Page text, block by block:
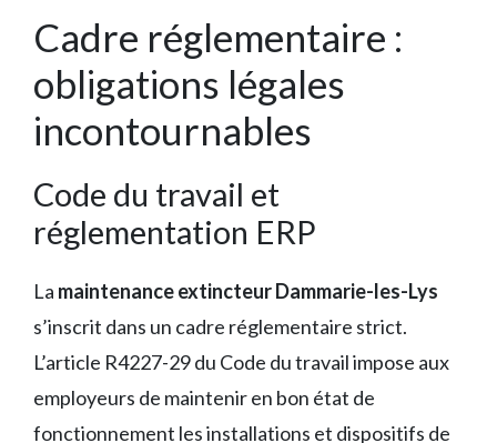
Cadre réglementaire :
obligations légales
incontournables
Code du travail et
réglementation ERP
La maintenance extincteur Dammarie-les-Lys
s’inscrit dans un cadre réglementaire strict.
L’article R4227-29 du Code du travail impose aux
employeurs de maintenir en bon état de
fonctionnement les installations et dispositifs de